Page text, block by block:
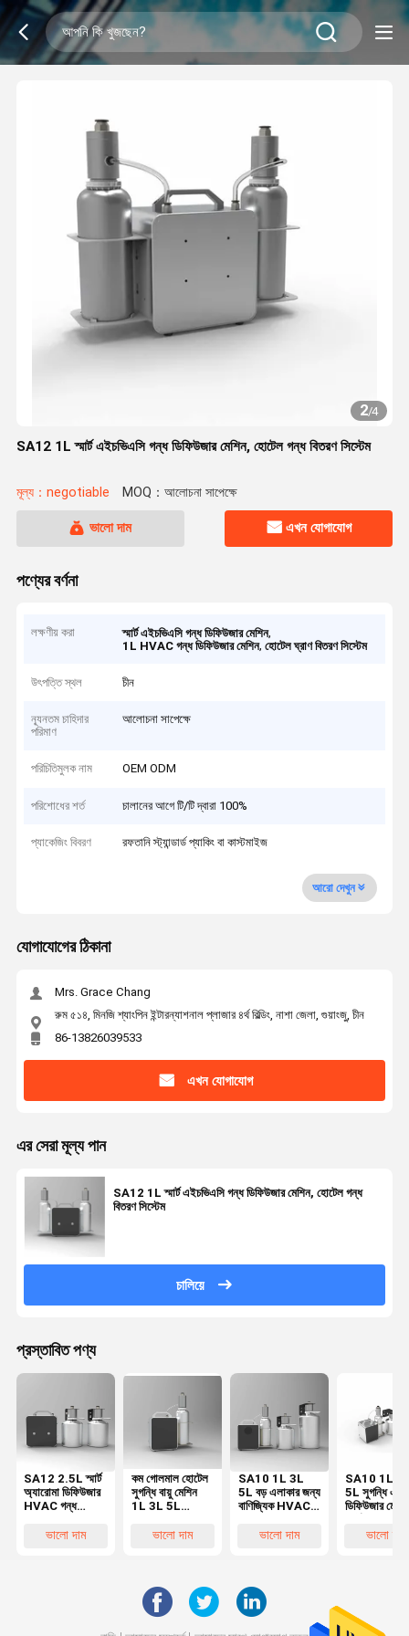
2/4
SA12 1L স্মার্ট এইচভিএসি গন্ধ ডিফিউজার মেশিন, হোটেল গন্ধ বিতরণ সিস্টেম
মূল্য：negotiable MOQ：আলোচনা সাপেক্ষে
ভালো দাম এখন যোগাযোগ
পণ্যের বর্ণনা
লক্ষণীয় করা স্মার্ট এইচভিএসি গন্ধ ডিফিউজার মেশিন,
1L HVAC গন্ধ ডিফিউজার মেশিন,হোটেল ঘ্রাণ বিতরণ সিস্টেম
উৎপত্তি স্থল চীন
ন্যূনতম চাহিদার
পরিমাণ
আলোচনা সাপেক্ষে
পরিচিতিমুলক নাম OEM ODM
পরিশোধের শর্ত চালানের আগে টি/টি দ্বারা 100%
প্যাকেজিং বিবরণ রফতানি স্ট্যান্ডার্ড প্যাকিং বা কাস্টমাইজ
আরো দেখুন
যোগাযোগের ঠিকানা
Mrs. Grace Chang
রুম ৫১৪, মিনজি শ্যাংপিন ইন্টারন্যাশনাল প্লাজার ৪র্থ বিল্ডিং, নাশা জেলা, গুয়াংজু, চীন
86-13826039533
এখন যোগাযোগ
এর সেরা মূল্য পান
SA12 1L স্মার্ট এইচভিএসি গন্ধ ডিফিউজার মেশিন, হোটেল গন্ধ
বিতরণ সিস্টেম
চালিয়ে
প্রস্তাবিত পণ্য
SA12 2.5L স্মার্ট
অ্যারোমা ডিফিউজার
HVAC গন্ধ
কোন লোগো নেই
ভালো দাম
কম গোলমাল হোটেল
সুগন্ধি বায়ু মেশিন
1L 3L 5L
HVAC জন্য
ভালো দাম
SA10 1L 3L
5L বড় এলাকার জন্য
বাণিজ্যিক HVAC
মেশিনভালো দাম
SA10 1L
5L সুগন্ধি এয়ার
ডিফিউজার
ডিফিউজার মেশিন
ভালো দাম